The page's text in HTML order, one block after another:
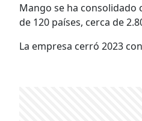
Mango se ha consolidado
de 120 países, cerca de
La empresa cerró 2023